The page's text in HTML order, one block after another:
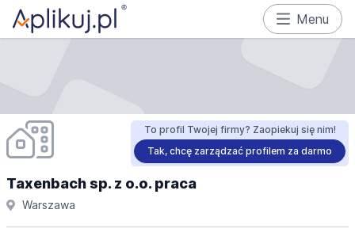
Menu
To profil Twojej firmy? Zaopiekuj się nim!
Tak, chcę zarządzać profilem za darmo
Taxenbach sp. z o.o. praca
Warszawa